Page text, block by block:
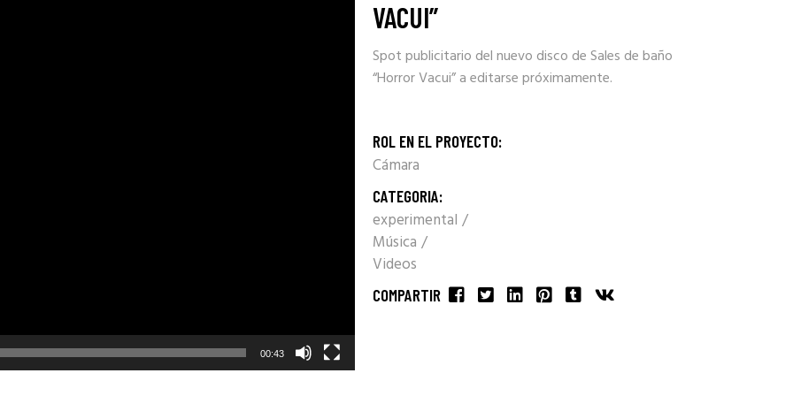
00:43
VACUI”
Spot publicitario del nuevo disco de Sales de baño
“Horror Vacui” a editarse próximamente.
ROL EN EL PROYECTO:
Cámara
CATEGORIA:
experimental
Música
Videos
COMPARTIR